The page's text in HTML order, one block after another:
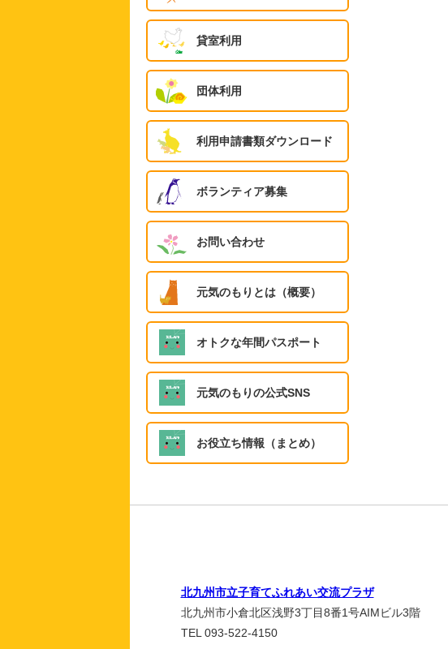
貸室利用
団体利用
利用申請書類ダウンロード
ボランティア募集
お問い合わせ
元気のもりとは（概要）
オトクな年間パスポート
元気のもりの公式SNS
お役立ち情報（まとめ）
北九州市立子育てふれあい交流プラザ
北九州市小倉北区浅野3丁目8番1号AIMビル3階
TEL 093-522-4150